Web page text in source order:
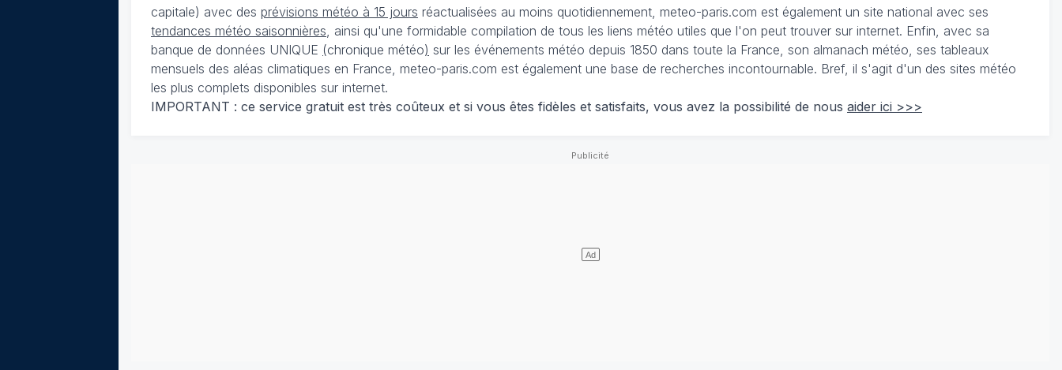
capitale) avec des prévisions météo à 15 jours réactualisées au moins quotidiennement, meteo-paris.com est également un site national avec ses
tendances météo saisonnières , ainsi qu'une formidable compilation de tous les liens météo utiles que l'on peut trouver sur internet. Enfin, avec sa
banque de données UNIQUE (chronique météo) sur les événements météo depuis 1850 dans toute la France, son almanach météo, ses tableaux
mensuels des aléas climatiques en France, meteo-paris.com est également une base de recherches incontournable. Bref, il s'agit d'un des sites météo
les plus complets disponibles sur internet.
IMPORTANT : ce service gratuit est très coûteux et si vous êtes fidèles et satisfaits, vous avez la possibilité de nous aider ici >>>